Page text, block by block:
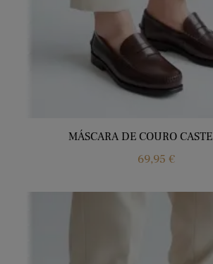
MÁSCARA DE COURO
Price
69,95 €